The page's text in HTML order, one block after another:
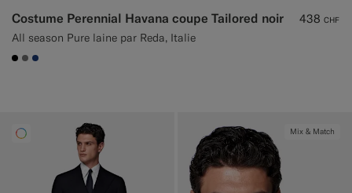
Costume Perennial Havana coupe Tailored noir
All season Pure laine par Reda, Italie
438 CHF
#000000
#767676
#1C3D7A
Mix & Match